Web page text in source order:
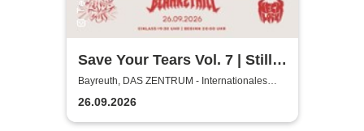
Save Your Tears Vol. 7 | Still
in Love, Blanket Hill,
Necklock, Glass Out
Bayreuth, DAS ZENTRUM - Internationales
Jugendkulturzentrum Bayreuth
26.09.2026